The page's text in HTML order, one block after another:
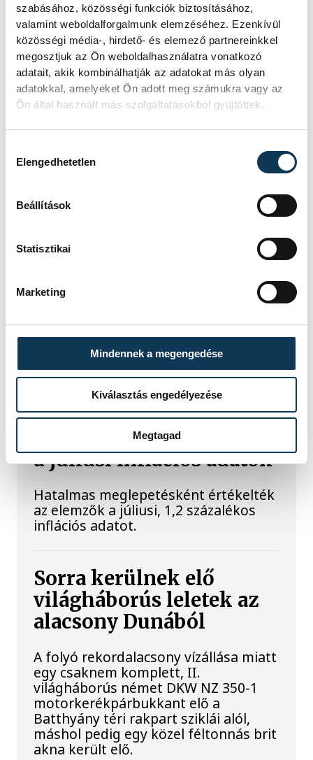
szabásához, közösségi funkciók biztosításához,
valamint weboldalforgalmunk elemzéséhez. Ezenkívül
közösségi média-, hirdető- és elemező partnereinkkel
megosztjuk az Ön weboldalhasználatra vonatkozó
adatait, akik kombinálhatják az adatokat más olyan
adatokkal, amelyeket Ön adott meg számukra vagy az
Ön által használt más szolgáltatásokból gyűjtöttek.
Elengedhetetlen
Beállítások
Statisztikai
Marketing
Mindennek a megengedése
Kiválasztás engedélyezése
Megtagad
Baka Andrást jelöli
államfőnek a Tisza
parlamenti frakciója
korábbi elnökét jelöli köztársasági
Egy furcsa halkonzerv
mutatjuk!
A Balatoni Kör idén tizenkettedik
alkalommal hirdette meg az év
strandétele versenyt, amelyre minden
eddiginél több, 22 vendéglátóhely 44
étellel indult. Egy fonyódi hely nyert...
Meglepték az elemzőket
a júliusi inflációs adatok
Hatalmas meglepetésként értékelték
az elemzők a júliusi, 1,2 százalékos
inflációs adatot.
Sorra kerülnek elő
világháborús leletek az
alacsony Dunából
A folyó rekordalacsony vízállása miatt
egy csaknem komplett, II.
világháborús német DKW NZ 350-1
motorkerékpárbukkant elő a
Batthyány téri rakpart sziklái alól,
máshol pedig egy közel féltonnás brit
akna került elő.